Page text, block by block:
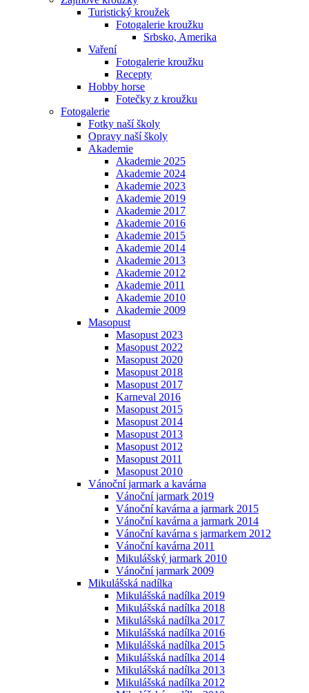
Turistický kroužek
Fotogalerie kroužku
Srbsko, Amerika
Vaření
Fotogalerie kroužku
Recepty
Hobby horse
Fotečky z kroužku
Fotogalerie
Fotky naší školy
Opravy naší školy
Akademie
Akademie 2025
Akademie 2024
Akademie 2023
Akademie 2019
Akademie 2017
Akademie 2016
Akademie 2015
Akademie 2014
Akademie 2013
Akademie 2012
Akademie 2011
Akademie 2010
Akademie 2009
Masopust
Masopust 2023
Masopust 2022
Masopust 2020
Masopust 2018
Masopust 2017
Karneval 2016
Masopust 2015
Masopust 2014
Masopust 2013
Masopust 2012
Masopust 2011
Masopust 2010
Vánoční jarmark a kavárna
Vánoční jarmark 2019
Vánoční kavárna a jarmark 2015
Vánoční kavárna a jarmark 2014
Vánoční kavárna s jarmarkem 2012
Vánoční kavárna 2011
Mikulášský jarmark 2010
Vánoční jarmark 2009
Mikulášská nadílka
Mikulášská nadílka 2019
Mikulášská nadílka 2018
Mikulášská nadílka 2017
Mikulášská nadílka 2016
Mikulášská nadílka 2015
Mikulášská nadílka 2014
Mikulášská nadílka 2013
Mikulášská nadílka 2012